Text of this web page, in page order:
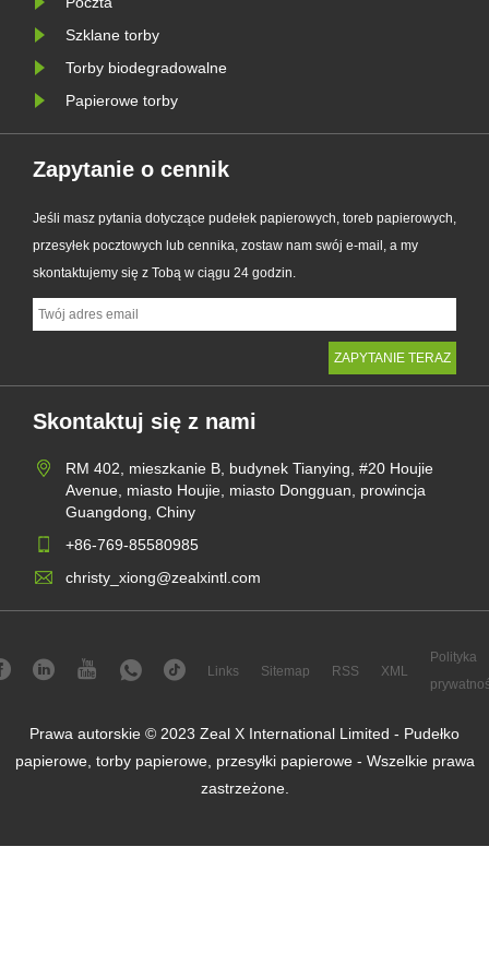
Szklane torby
Torby biodegradowalne
Papierowe torby
Zapytanie o cennik
Jeśli masz pytania dotyczące pudełek papierowych, toreb papierowych,
przesyłek pocztowych lub cennika, zostaw nam swój e-mail, a my
skontaktujemy się z Tobą w ciągu 24 godzin.
Skontaktuj się z nami
RM 402, mieszkanie B, budynek Tianying, #20 Houjie
Avenue, miasto Houjie, miasto Dongguan, prowincja
Guangdong, Chiny
+86-769-85580985
christy_xiong@zealxintl.com
Links Sitemap RSS XML
Polityka
Prawa autorskie © 2023 Zeal X International Limited - Pudełko
papierowe, torby papierowe, przesyłki papierowe - Wszelkie prawa
zastrzeżone.